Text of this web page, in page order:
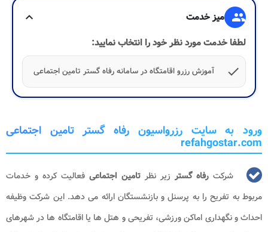
group میز خدمت
expand_more
لطفا خدمت مورد نظر خود را انتخاب نمایید:
check
آموزش رزرو اقامتگاه در سامانه رفاه گستر تامین اجتماعی
ورود به سایت رزرواسیون رفاه گستر تامین اجتماعی
refahgostar.com
شرکترفاه گسترزیر نظر تامین اجتماعیفعالیت کرده و خدمات
مربوط به تفریح را به پرسنل و بازنشستگان ارائه می دهد. این شرکت وظیفه
احداث و نگهداری اماکن ورزشی، تفریحی و هتل ها یا اقامتگاه ها در شهرهای